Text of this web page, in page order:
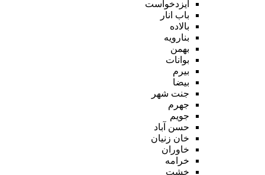
ایزدخواست
باب انار
بالاده
بنارویه
بهمن
بوانات
بیرم
بیضا
جنت شهر
جهرم
جویم
حسن آباد
خان زنیان
خاوران
خرامه
خشت